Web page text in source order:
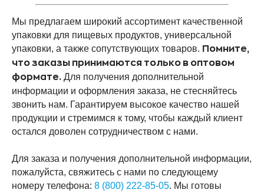
Мы предлагаем широкий ассортимент качественной
упаковки для пищевых продуктов, универсальной
упаковки, а также сопутствующих товаров. Помните,
что заказы принимаются только в оптовом
формате. Для получения дополнительной
информации и оформления заказа, не стесняйтесь
звонить нам. Гарантируем высокое качество нашей
продукции и стремимся к тому, чтобы каждый клиент
остался доволен сотрудничеством с нами.
Для заказа и получения дополнительной информации,
пожалуйста, свяжитесь с нами по следующему
номеру телефона: 8 (800) 222-85-05. Мы готовы